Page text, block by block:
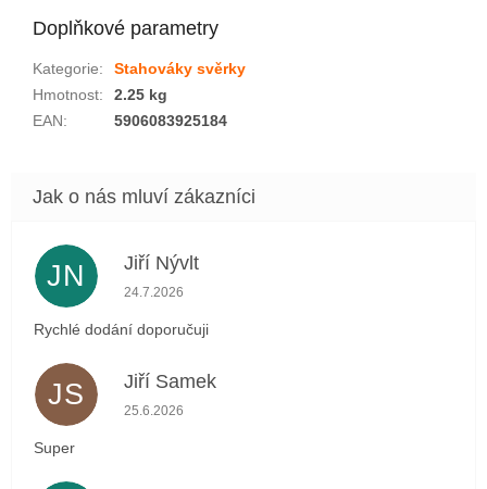
Doplňkové parametry
Kategorie:
Stahováky svěrky
Hmotnost:
2.25 kg
EAN: 5906083925184
JN Jiří Nývlt
Hodnocení obchodu je 5 z 5 hvězdiček.
24.7.2026
Rychlé dodání doporučuji
JS Jiří Samek
Hodnocení obchodu je 5 z 5 hvězdiček.
25.6.2026
Super